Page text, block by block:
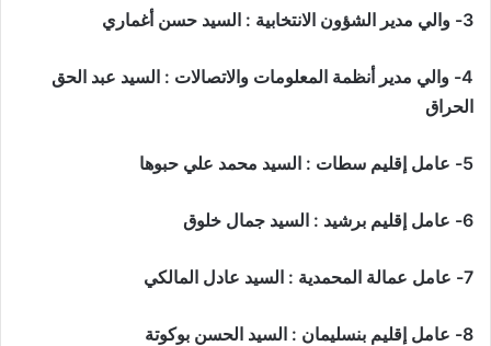
3- والي مدير الشؤون الانتخابية : السيد حسن أغماري
4- والي مدير أنظمة المعلومات والاتصالات : السيد عبد الحق
الحراق
5- عامل إقليم سطات : السيد محمد علي حبوها
6- عامل إقليم برشيد : السيد جمال خلوق
7- عامل عمالة المحمدية : السيد عادل المالكي
8- عامل إقليم بنسليمان : السيد الحسن بوكوتة